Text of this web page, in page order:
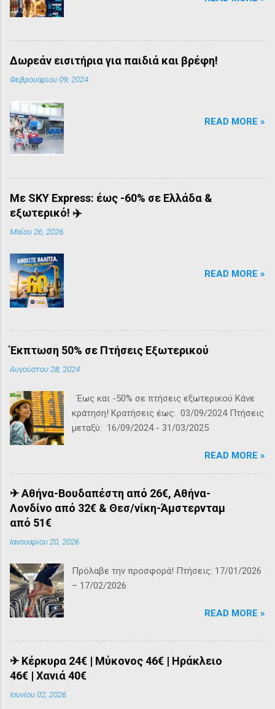
Δωρεάν εισιτήρια για παιδιά και βρέφη!
Φεβρουαρίου 09, 2024
READ MORE »
Mε SKY Express: έως -60% σε Ελλάδα &
εξωτερικό! ✈️
Μαΐου 26, 2026
READ MORE »
Έκπτωση 50% σε Πτήσεις Εξωτερικού
Αυγούστου 28, 2024
Έως και -50% σε πτήσεις εξωτερικού Kάνε
κράτηση! Κρατήσεις έως: 03/09/2024 Πτήσεις
μεταξύ: 16/09/2024 - 31/03/2025
READ MORE »
✈ Αθήνα-Βουδαπέστη από 26€, Αθήνα-
Λονδίνο από 32€ & Θεσ/νίκη-Άμστερνταμ
από 51€
Ιανουαρίου 20, 2026
Πρόλαβε την προσφορά! Πτήσεις: 17/01/2026
– 17/02/2026
READ MORE »
✈ Κέρκυρα 24€ | Μύκονος 46€ | Ηράκλειο
46€ | Χανιά 40€
Ιουνίου 02, 2026